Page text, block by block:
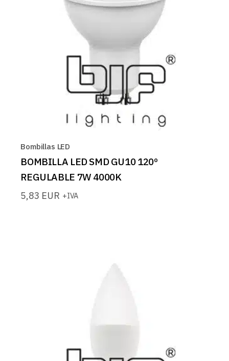
Bombillas LED
BOMBILLA LED SMD GU10 120º
REGULABLE 7W 4000K
5,83 EUR +IVA